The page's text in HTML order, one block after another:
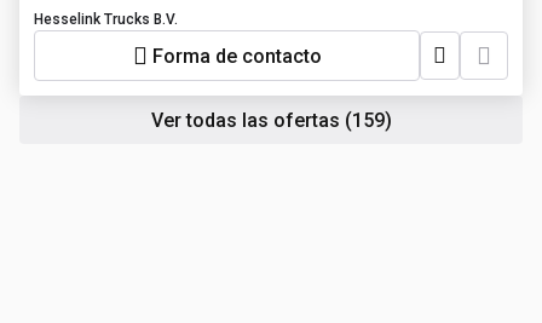
Hesselink Trucks B.V.
Forma de contacto
Ver todas las ofertas (159)